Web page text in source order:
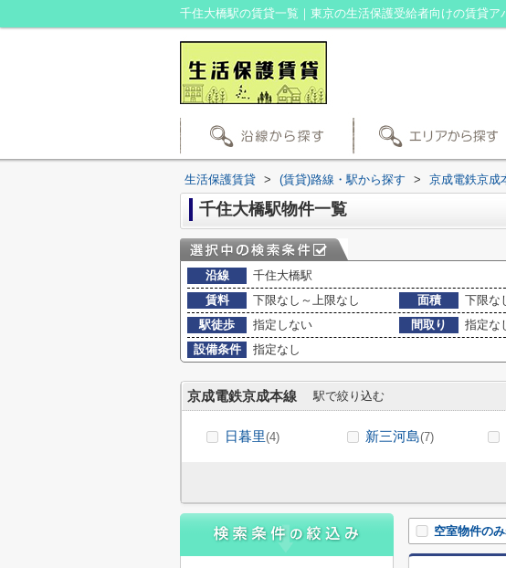
千住大橋駅の賃貸一覧｜東京の生活保護受給者向けの賃貸
生活保護賃貸 > (賃貸)路線・駅から探す > 京成電鉄京成
千住大橋駅物件一覧
沿線
千住大橋駅
賃料
下限なし～上限なし 面積 下限な
駅徒歩
指定しない 間取り
指定な
設備条件
指定なし
京成電鉄京成本線 駅で絞り込む
日暮里(4) 新三河島(7)
空室物件の